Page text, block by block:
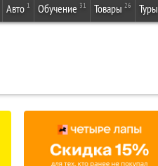
Авто 1 Обучение 31 Товары 26 Туры